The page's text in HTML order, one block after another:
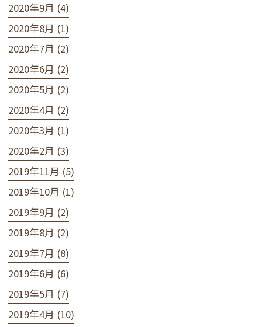
2020年9月 (4)
2020年8月 (1)
2020年7月 (2)
2020年6月 (2)
2020年5月 (2)
2020年4月 (2)
2020年3月 (1)
2020年2月 (3)
2019年11月 (5)
2019年10月 (1)
2019年9月 (2)
2019年8月 (2)
2019年7月 (8)
2019年6月 (6)
2019年5月 (7)
2019年4月 (10)